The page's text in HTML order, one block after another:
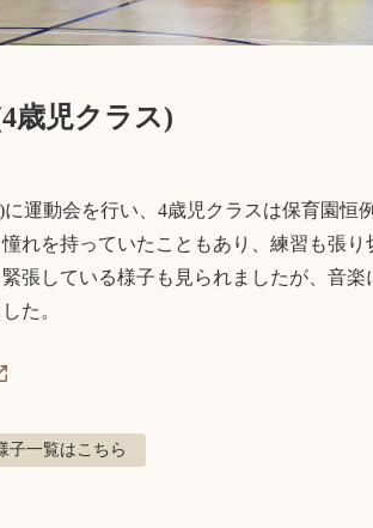
歳児クラス)
に運動会を行い、4歳児クラスは保育園恒
れを持っていたこともあり、練習も張り
張している様子も見られましたが、音
た。
子一覧はこちら